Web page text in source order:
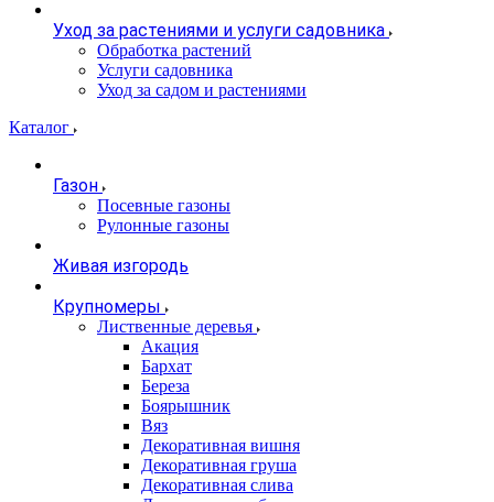
Уход за растениями и услуги садовника
Обработка растений
Услуги садовника
Уход за садом и растениями
Каталог
Газон
Посевные газоны
Рулонные газоны
Живая изгородь
Крупномеры
Лиственные деревья
Акация
Бархат
Береза
Боярышник
Вяз
Декоративная вишня
Декоративная груша
Декоративная слива